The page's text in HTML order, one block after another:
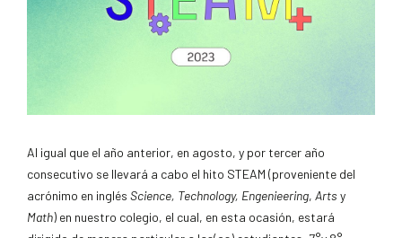
Al igual que el año anterior, en agosto, y por tercer año
consecutivo se llevará a cabo el hito STEAM (proveniente del
acrónimo en inglés Science, Technology, Engenieering, Artsy
Math) en nuestro colegio, el cual, en esta ocasión, estará